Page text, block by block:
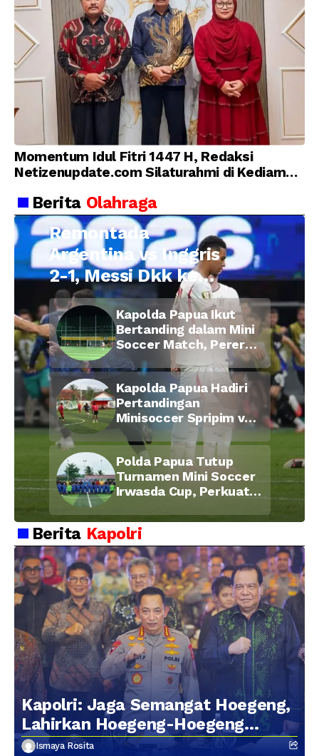
Momentum Idul Fitri 1447 H, Redaksi
Netizenupdate.com Silaturahmi di Kediaman
Berita Olahraga
Remontada
Argentina vs Inggris
2-1, Messi Dkk ke
Final Piala Dunia
2026
Kapolda Papua Ikut
Bertanding dalam Mini
Soccer Match, Pererat
Kebersamaan Personel
di Bulan Ramadan
Kapolda Papua Hadiri
Pertandingan
Minisoccer Spripim vs
Bid Propam, Pererat
Soliditas dan
Kebersamaan Personel
Polda Papua Tutup
Turnamen Mini Soccer
Irwasda Cup, Perkuat
Kebersamaan Personel
Berita Kapolri
Kapolri: Jaga Semangat Hoegeng,
Lahirkan Hoegeng-Hoegeng
Berikutnya
Ismaya Rosita